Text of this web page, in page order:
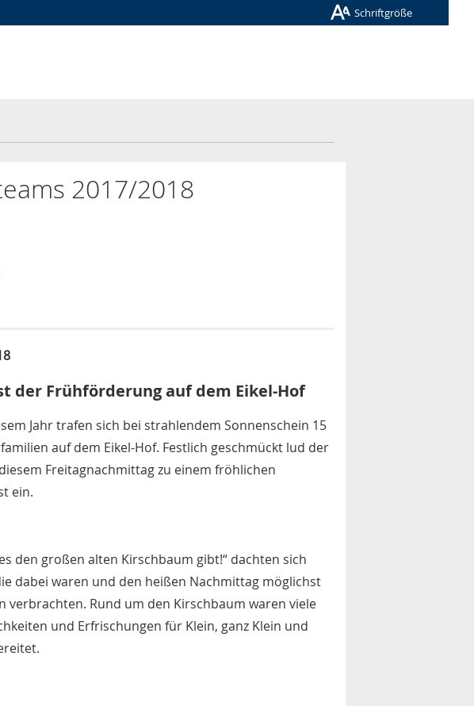
Schriftgröße
2017/2018
der Frühförderung auf dem Eikel-Hof
Jahr trafen sich bei strahlendem Sonnenschein 15
auf dem Eikel-Hof. Festlich geschmückt lud der
Freitagnachmittag zu einem fröhlichen
ein.
den großen alten Kirschbaum gibt!“ dachten sich
dabei waren und den heißen Nachmittag möglichst
verbrachten. Rund um den Kirschbaum waren viele
und Erfrischungen für Klein, ganz Klein und